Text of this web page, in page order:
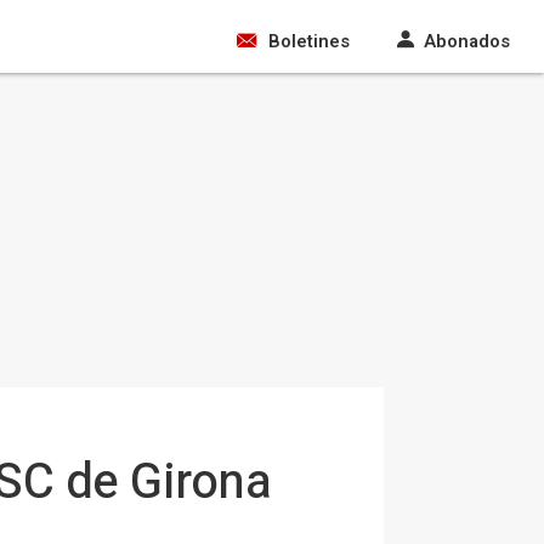
Boletines Abonados
de Girona